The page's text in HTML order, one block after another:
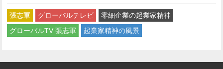
張志軍 グローバルテレビ
零細企業の起業家精神
グローバルTV 張志軍
起業家精神の風景